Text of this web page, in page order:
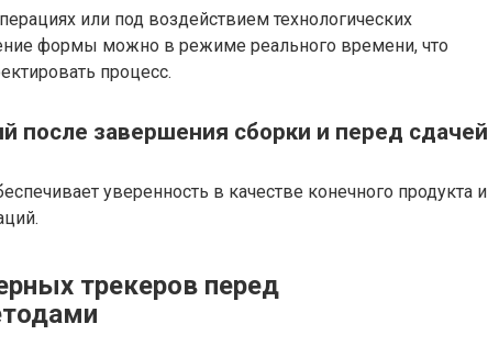
или под воздействием технологических
формы можно в режиме реального времени, что
процесс.
после завершения сборки и перед сдачей
уверенность в качестве конечного продукта и
трекеров перед